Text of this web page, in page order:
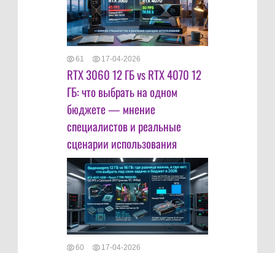
61 17-04-2026
RTX 3060 12 ГБ vs RTX 4070 12
ГБ: что выбрать на одном
бюджете — мнение
специалистов и реальные
сценарии использования
60 17-04-2026